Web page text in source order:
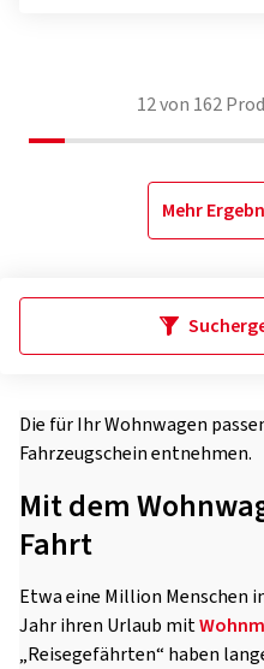
12von 162
Mehr
Die für Ihr Wohnwagen
Fahrzeugschein entnehmen.
Mit dem
Fahrt
Etwa eine Million Menschen
Jahr ihren Urlaub mit
„Reisegefährten“ haben